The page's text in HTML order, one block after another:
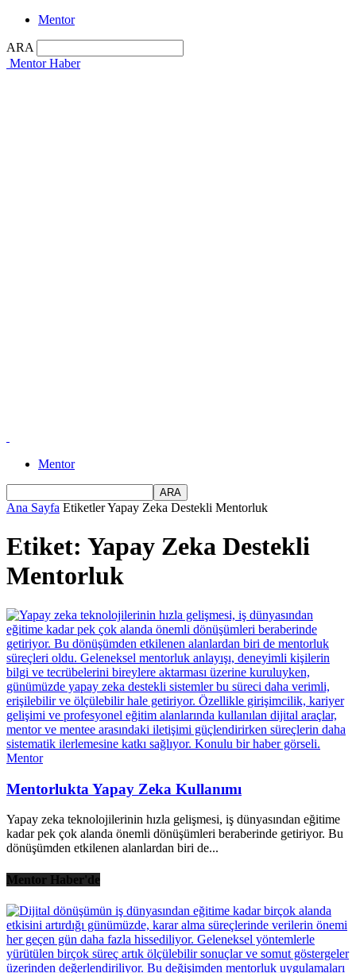
Mentor
ARA
Mentor Haber
Mentor
Ana Sayfa EtiketlerYapay Zeka Destekli Mentorluk
Etiket: Yapay Zeka Destekli
Mentorluk
Mentor
Mentorlukta Yapay Zeka Kullanımı
Yapay zeka teknolojilerinin hızla gelişmesi, iş dünyasından eğitime
kadar pek çok alanda önemli dönüşümleri beraberinde getiriyor. Bu
dönüşümden etkilenen alanlardan biri de...
Mentor Haber'de